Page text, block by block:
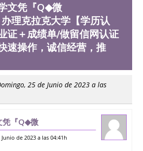
文凭『Q◆微
理克拉克大学【学历认
证＋成绩单/做留信网认证
速操作，诚信经营，推
25 de Junio de 2023 a las
凭『Q◆微
克拉克大学【学历认
de 2023 a las 04:41h